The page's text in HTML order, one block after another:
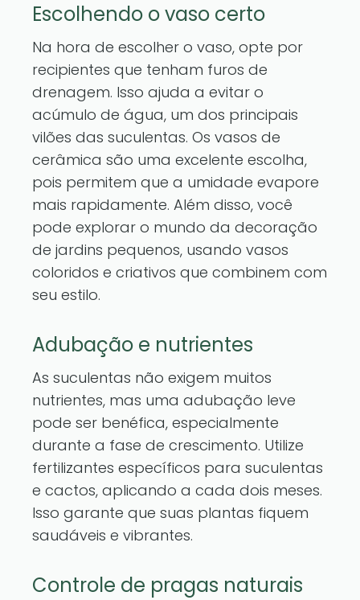
Escolhendo o vaso certo
Na hora de escolher o vaso, opte por
recipientes que tenham furos de
drenagem. Isso ajuda a evitar o
acúmulo de água, um dos principais
vilões das suculentas. Os vasos de
cerâmica são uma excelente escolha,
pois permitem que a umidade evapore
mais rapidamente. Além disso, você
pode explorar o mundo da decoração
de jardins pequenos, usando vasos
coloridos e criativos que combinem com
seu estilo.
Adubação e nutrientes
As suculentas não exigem muitos
nutrientes, mas uma adubação leve
pode ser benéfica, especialmente
durante a fase de crescimento. Utilize
fertilizantes específicos para suculentas
e cactos, aplicando a cada dois meses.
Isso garante que suas plantas fiquem
saudáveis e vibrantes.
Controle de pragas naturais